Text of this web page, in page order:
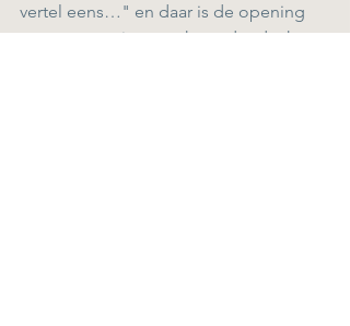
vertel eens…" en daar is de opening
van een mooi gesprek zonder dat het